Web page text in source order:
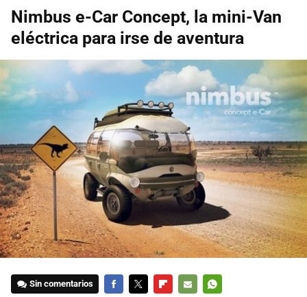
Nimbus e-Car Concept, la mini-Van
eléctrica para irse de aventura
Sin comentarios